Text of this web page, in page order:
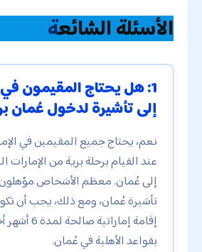
الأسئلة الشائعة
1: هل يحتاج المقيمون في
إلى تأشيرة لدخول عُمان
نعم، يحتاج جميع المقيمين في
عند القيام برحلة برية من الإمارات
إلى عُمان. معظم الأشخاص
تأشيرة عُمان، ومع ذلك، يجب أن
إقامة
بقواعد الأهلية في عُمان.